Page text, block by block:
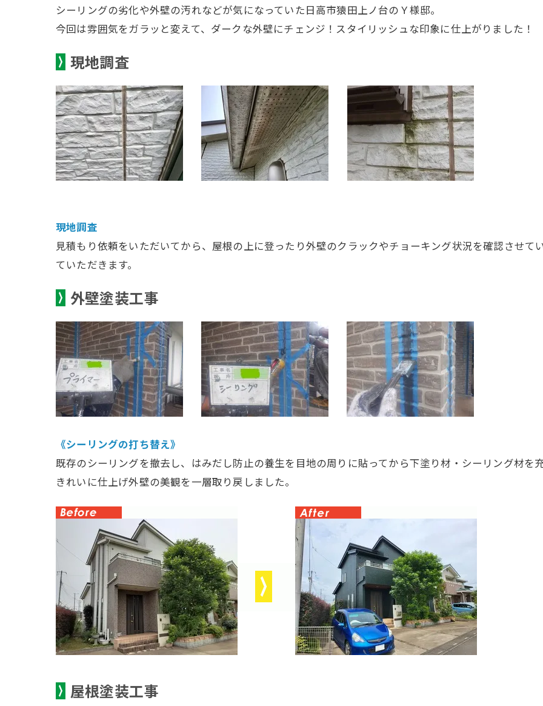
シーリングの劣化や外壁の汚れなどが気になっていた日高市猿田上ノ台のＹ様邸。
今回は雰囲気をガラッと変えて、ダークな外壁にチェンジ！スタイリッシュな印象に仕上がりました！
現地調査
現地調査
見積もり依頼をいただいてから、屋根の上に登ったり外壁のクラックやチョーキング状況を確認させて
ていただきます。
外壁塗装工事
《シーリングの打ち替え》
既存のシーリングを撤去し、はみだし防止の養生を目地の周りに貼ってから下塗り材・シーリング材を
きれいに仕上げ外壁の美観を一層取り戻しました。
屋根塗装工事